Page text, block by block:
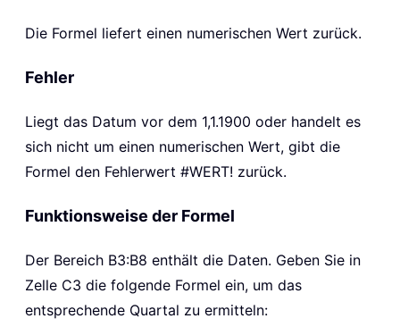
Die Formel liefert einen numerischen Wert zurück.
Fehler
Liegt das Datum vor dem 1,1.1900 oder handelt es
sich nicht um einen numerischen Wert, gibt die
Formel den Fehlerwert #WERT! zurück.
Funktionsweise der Formel
Der Bereich B3:B8 enthält die Daten. Geben Sie in
Zelle C3 die folgende Formel ein, um das
entsprechende Quartal zu ermitteln: